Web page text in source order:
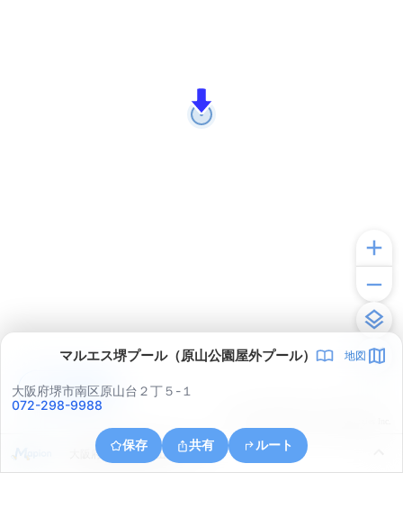
マルエス堺プール（原山公園屋外プール） 地図
大阪府堺市南区原山台２丁５-１
072-298-9988
保存 共有 ルート
大阪府堺市南区城山台４丁１
アプリで見る